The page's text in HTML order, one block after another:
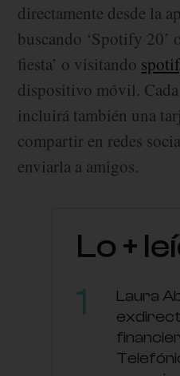
directamente desde la
buscando ‘Spotify 20’
fiesta’ o visitando
dispositivo móvil.
incluirá también una
compartir en redes
enviarla a amigos.
Lo +
Laura